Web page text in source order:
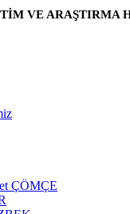
VE ARAŞTIRMA
ÇÖMÇE